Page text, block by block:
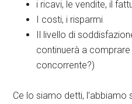
i ricavi, le vendite, il
I costi, i risparmi
Il livello di
continuerà a
concorrente?)
Ce lo siamo detti,